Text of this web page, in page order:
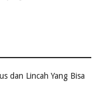
dan Lincah Yang Bisa